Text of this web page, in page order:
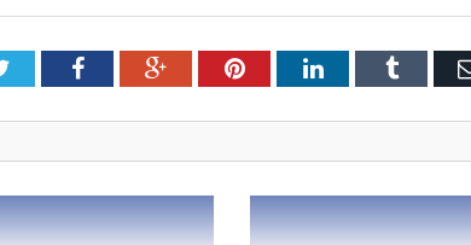
TwitterFacebookGoogle+PinterestLinkedInTumblr